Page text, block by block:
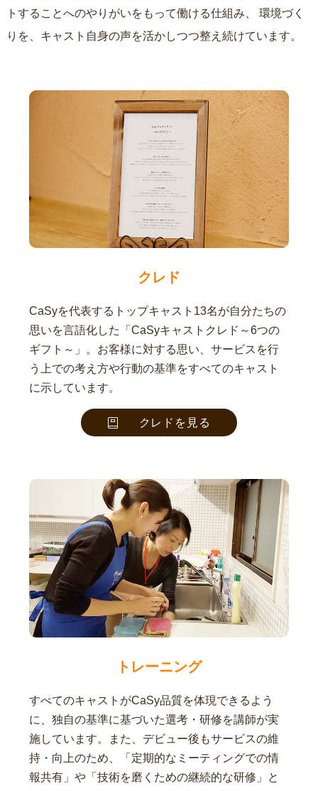
トすることへのやりがいをもって働ける仕組み、
りを、キャスト自身の声を活かしつつ整え続けています。
クレド
CaSyを代表するトップキャスト13名が自分たちの
思いを言語化した「CaSyキャストクレド～6つの
ギフト～」。お客様に対する思い、サービスを行
う上での考え方や行動の基準をすべてのキャスト
に示しています。
クレドを見る
トレーニング
すべてのキャストがCaSy品質を体現できるよう
に、独自の基準に基づいた選考・研修を講師が実
施しています。また、デビュー後もサービスの維
持・向上のため、「定期的なミーティングでの情
報共有」や「技術を磨くための継続的な研修」と